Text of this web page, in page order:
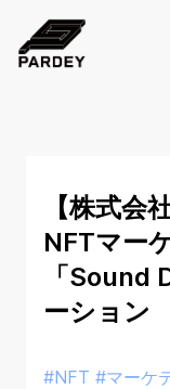
【株式会
NFTマー
「Sound
ーション
#NFT #マーケ